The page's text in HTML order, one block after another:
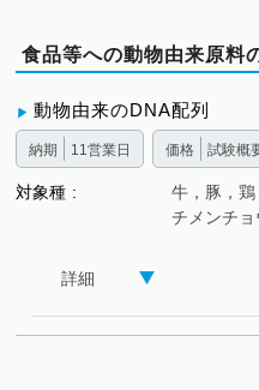
食品等への動物由来原料
動物由来のDNA配列
納期 11営業日 価格 試験概
対象種
牛，豚，
チメンチョ
詳細